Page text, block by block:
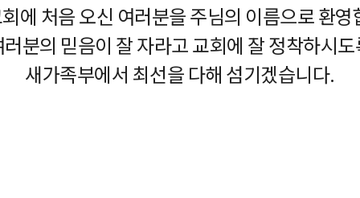
에 처음 오신 여러분을 주님의 이름으로 환영
분의 믿음이 잘 자라고 교회에 잘 정착하시
새가족부에서 최선을 다해 섬기겠습니다.